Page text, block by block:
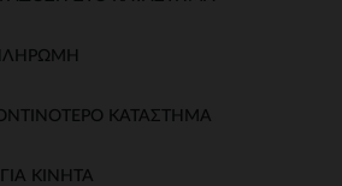
ΚΑΤΆΣΤΗΜΑ
ΚΙΝΗΤΆ